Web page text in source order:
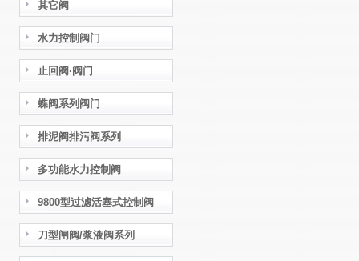
其它阀
水力控制阀门
止回阀·阀门
蝶阀系列阀门
排泥阀排污阀系列
多功能水力控制阀
9800型过滤活塞式控制阀
刀型闸阀/浆液阀系列